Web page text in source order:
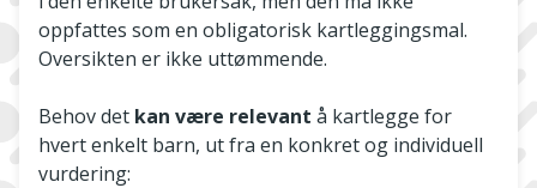
oppfattes som en obligatorisk kartleggingsmal.
Oversikten er ikke uttømmende.
Behov det kan være relevant å kartlegge for
hvert enkelt barn, ut fra en konkret og individuell
vurdering: